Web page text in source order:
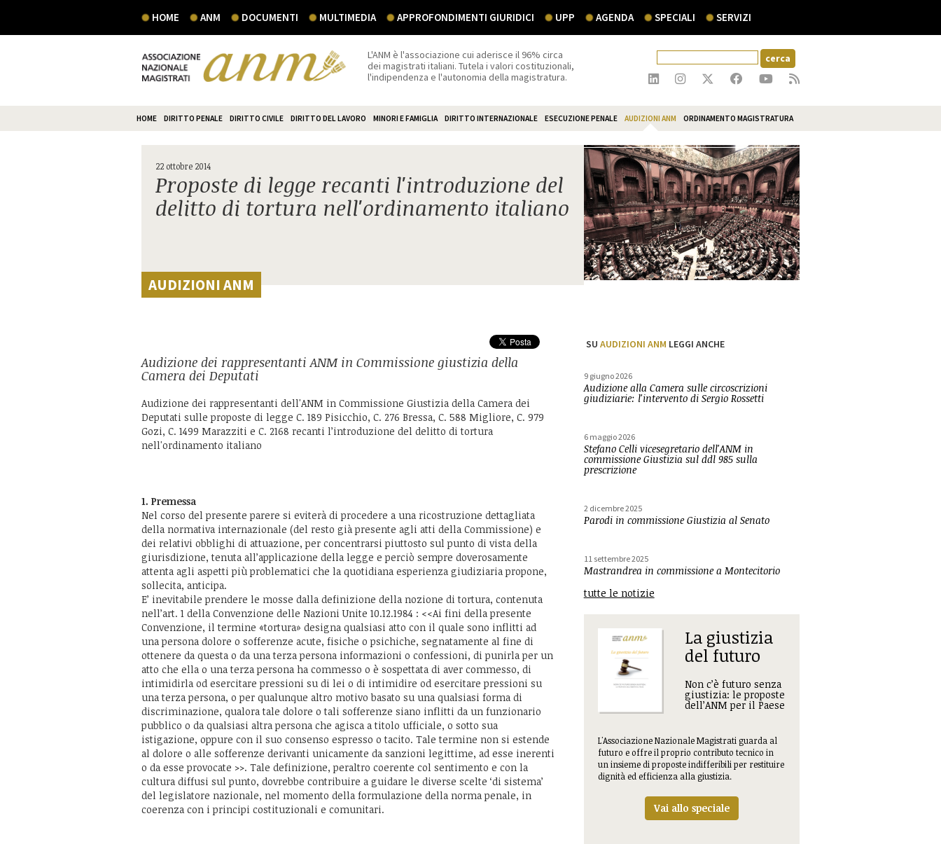
HOME ANM DOCUMENTI MULTIMEDIA APPROFONDIMENTI GIURIDICI UPP AGENDA SPECIALI SERVIZI
L'ANM è l'associazione cui aderisce il 96% circa
dei magistrati italiani. Tutela i valori costituzionali,
l'indipendenza e l'autonomia della magistratura.
HOME DIRITTO PENALE DIRITTO CIVILE DIRITTO DEL LAVORO MINORI E FAMIGLIA DIRITTO INTERNAZIONALE ESECUZIONE PENALE AUDIZIONI ANM ORDINAMENTO MAGISTRATURA
22 ottobre 2014
Proposte di legge recanti l'introduzione del
delitto di tortura nell'ordinamento italiano
AUDIZIONI ANM
Audizione dei rappresentanti ANM in Commissione giustizia della
Camera dei Deputati
Audizione dei rappresentanti dell'ANM in Commissione Giustizia della Camera dei
Deputati sulle proposte di legge C. 189 Pisicchio, C. 276 Bressa, C. 588 Migliore, C. 979
Gozi, C. 1499 Marazziti e C. 2168 recanti l’introduzione del delitto di tortura
nell'ordinamento italiano
1. Premessa
Nel corso del presente parere si eviterà di procedere a una ricostruzione dettagliata
della normativa internazionale (del resto già presente agli atti della Commissione) e
dei relativi obblighi di attuazione, per concentrarsi piuttosto sul punto di vista della
giurisdizione, tenuta all’applicazione della legge e perciò sempre doverosamente
attenta agli aspetti più problematici che la quotidiana esperienza giudiziaria propone,
sollecita, anticipa.
E’ inevitabile prendere le mosse dalla definizione della nozione di tortura, contenuta
nell’art. 1 della Convenzione delle Nazioni Unite 10.12.1984 : <<Ai fini della presente
Convenzione, il termine «tortura» designa qualsiasi atto con il quale sono inflitti ad
una persona dolore o sofferenze acute, fisiche o psichiche, segnatamente al fine di
ottenere da questa o da una terza persona informazioni o confessioni, di punirla per un
atto che ella o una terza persona ha commesso o è sospettata di aver commesso, di
intimidirla od esercitare pressioni su di lei o di intimidire od esercitare pressioni su
una terza persona, o per qualunque altro motivo basato su una qualsiasi forma di
discriminazione, qualora tale dolore o tali sofferenze siano inflitti da un funzionario
pubblico o da qualsiasi altra persona che agisca a titolo ufficiale, o sotto sua
istigazione, oppure con il suo consenso espresso o tacito. Tale termine non si estende
al dolore o alle sofferenze derivanti unicamente da sanzioni legittime, ad esse inerenti
o da esse provocate >>. Tale definizione, peraltro coerente col sentimento e con la
cultura diffusi sul punto, dovrebbe contribuire a guidare le diverse scelte ‘di sistema’
del legislatore nazionale, nel momento della formulazione della norma penale, in
coerenza con i principi costituzionali e comunitari.
SU AUDIZIONI ANM LEGGI ANCHE
9 giugno 2026
Audizione alla Camera sulle circoscrizioni
giudiziarie: l'intervento di Sergio Rossetti
6 maggio 2026
Stefano Celli vicesegretario dell'ANM in
commissione Giustizia sul ddl 985 sulla
prescrizione
2 dicembre 2025
Parodi in commissione Giustizia al Senato
11 settembre 2025
Mastrandrea in commissione a Montecitorio
tutte le notizie
La giustizia
del futuro
Non c’è futuro senza
giustizia: le proposte
dell’ANM per il Paese
L'Associazione Nazionale Magistrati guarda al
futuro e offre il proprio contributo tecnico in
un insieme di proposte indifferibili per restituire
dignità ed efficienza alla giustizia.
Vai allo speciale